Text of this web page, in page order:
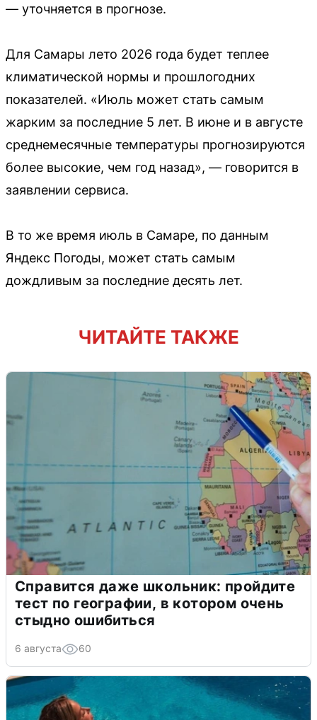
— уточняется в прогнозе.
Для Самары лето 2026 года будет теплее
климатической нормы и прошлогодних
показателей. «Июль может стать самым
жарким за последние 5 лет. В июне и в августе
среднемесячные температуры прогнозируются
более высокие, чем год назад», — говорится в
заявлении сервиса.
В то же время июль в Самаре, по данным
Яндекс Погоды, может стать самым
дождливым за последние десять лет.
ЧИТАЙТЕ ТАКЖЕ
Справится даже школьник: пройдите
тест по географии, в котором очень
стыдно ошибиться
6 августа 60